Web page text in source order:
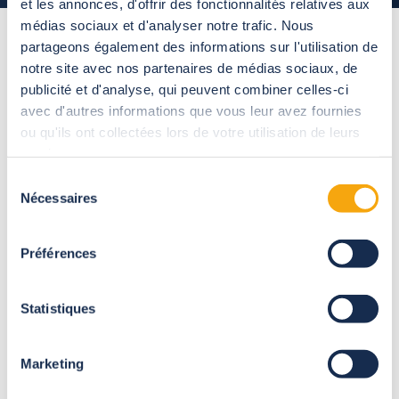
et les annonces, d'offrir des fonctionnalités relatives aux
médias sociaux et d'analyser notre trafic. Nous
partageons également des informations sur l'utilisation de
notre site avec nos partenaires de médias sociaux, de
publicité et d'analyse, qui peuvent combiner celles-ci
avec d'autres informations que vous leur avez fournies
ou qu'ils ont collectées lors de votre utilisation de leurs
Nécessaires
Préférences
Statistiques
Marketing
Usted tranquilo, incluso
cuando hayaimprevistos
meteorológicos ...